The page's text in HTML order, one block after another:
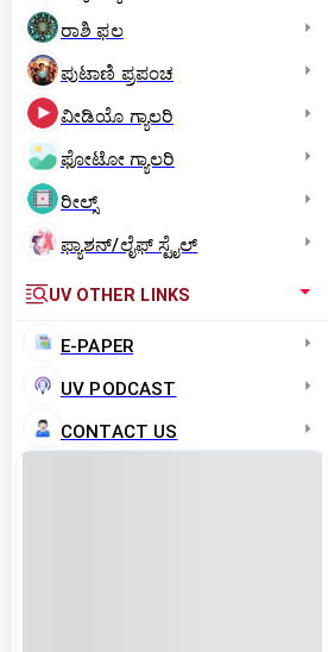
ರಾಶಿ ಫಲ
ಪುಟಾಣಿ ಪ್ರಪಂಚ
ವೀಡಿಯೊ ಗ್ಯಾಲರಿ
ಫೋಟೋ ಗ್ಯಾಲರಿ
ರೀಲ್ಸ್
ಫ್ಯಾಶನ್/ಲೈಫ್‌ ಸ್ಟೈಲ್
UV OTHER LINKS
E-PAPER
UV PODCAST
CONTACT US